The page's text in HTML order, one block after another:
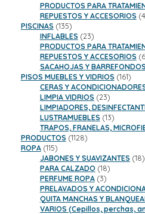
PRODUCTOS PARA
REPUESTOS Y ACCESORIOS
PISCINAS 135135
productos
INFLABLES 2323
productos
PRODUCTOS PARA
REPUESTOS Y ACCESORIOS
SACAHOJAS Y
PISOS MUEBLES Y VIDRIOS 161161
CERAS Y
LIMPIA VIDRIOS 2323
productos
LIMPIADORES,
LUSTRAMUEBLES 1313
productos
TRAPOS, FRANELAS,
PRODUCTOS 11281128
ROPA 115115
productos
JABONES Y SUAVIZANTES 1818
PARA CALZADO 1818
PERFUME ROPA 33
productos
PRELAVADOS Y
QUITA MANCHAS Y
VARIOS (Cepillos, perchas,